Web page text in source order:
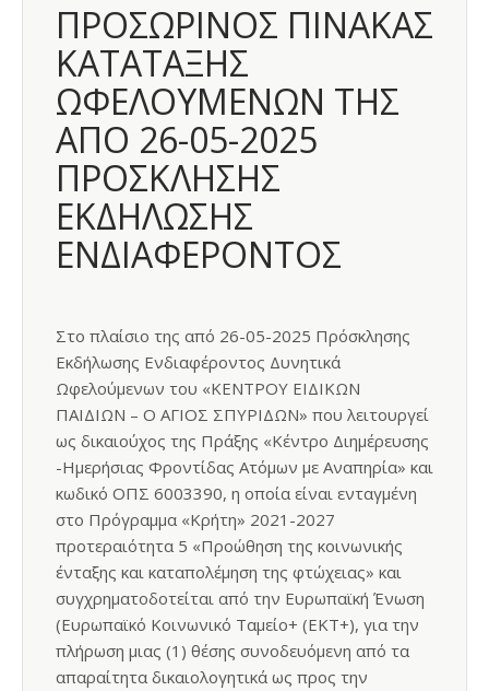
ΠΡΟΣΩΡΙΝΟΣ ΠΙΝΑΚΑΣ
ΚΑΤΑΤΑΞΗΣ
ΩΦΕΛΟΥΜΕΝΩΝ ΤΗΣ
ΑΠΟ 26-05-2025
ΠΡΟΣΚΛΗΣΗΣ
ΕΚΔΗΛΩΣΗΣ
ΕΝΔΙΑΦΕΡΟΝΤΟΣ
Στο πλαίσιο της από 26-05-2025 Πρόσκλησης
Εκδήλωσης Ενδιαφέροντος Δυνητικά
Ωφελούμενων του «ΚΕΝΤΡΟΥ ΕΙΔΙΚΩΝ
ΠΑΙΔΙΩΝ – Ο ΑΓΙΟΣ ΣΠΥΡΙΔΩΝ» που λειτουργεί
ως δικαιούχος της Πράξης «Κέντρο Διημέρευσης
-Ημερήσιας Φροντίδας Ατόμων με Αναπηρία» και
κωδικό ΟΠΣ 6003390, η οποία είναι ενταγμένη
στο Πρόγραμμα «Κρήτη» 2021-2027
προτεραιότητα 5 «Προώθηση της κοινωνικής
ένταξης και καταπολέμηση της φτώχειας» και
συγχρηματοδοτείται από την Ευρωπαϊκή Ένωση
(Ευρωπαϊκό Κοινωνικό Ταμείο+ (ΕΚΤ+), για την
πλήρωση μιας (1) θέσης συνοδευόμενη από τα
απαραίτητα δικαιολογητικά ως προς την